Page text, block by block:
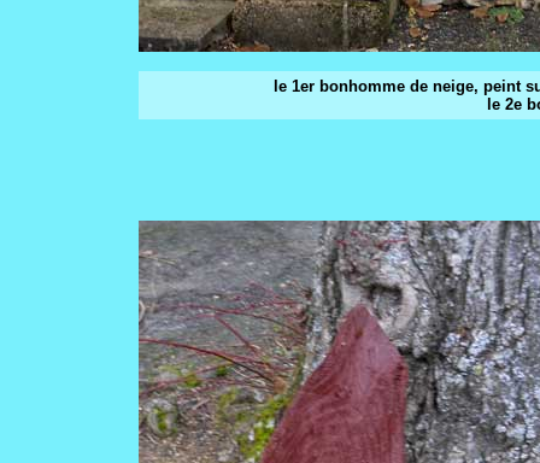
le 1er bonhomme de neige, peint
le 2e